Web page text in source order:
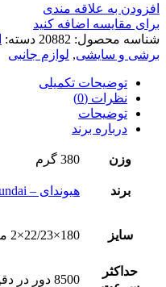
افزودن به علاقه مندی
برای مقایسه اضافه کنید
شناسه محصول: 20882 دسته:
برشی و سایشی, لوازم جانبی
توضیحات تکمیلی
نظرات (0)
توضیحات
درباره برند
وزن 380 گرم
برند هیوندای – Hyundai
سایز 180×22/23×2 میلی متر
حداکثر
8500 دور در دقیقه